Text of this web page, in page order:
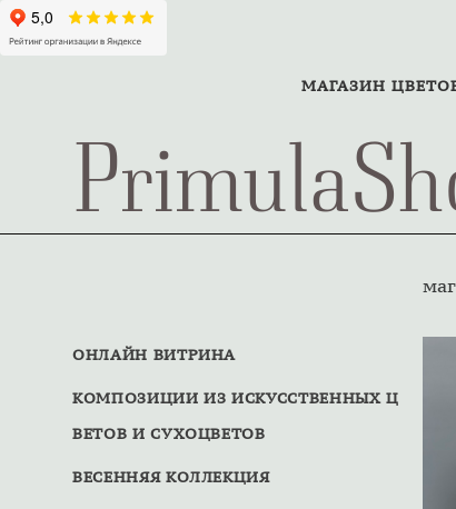
МАГАЗИН
ОНЛАЙН ВИТРИНА
КОМПОЗИЦИИ ИЗ ИСКУССТВЕННЫХ Ц
ВЕТОВ И СУХОЦВЕТОВ
ВЕСЕННЯЯ КОЛЛЕКЦИЯ